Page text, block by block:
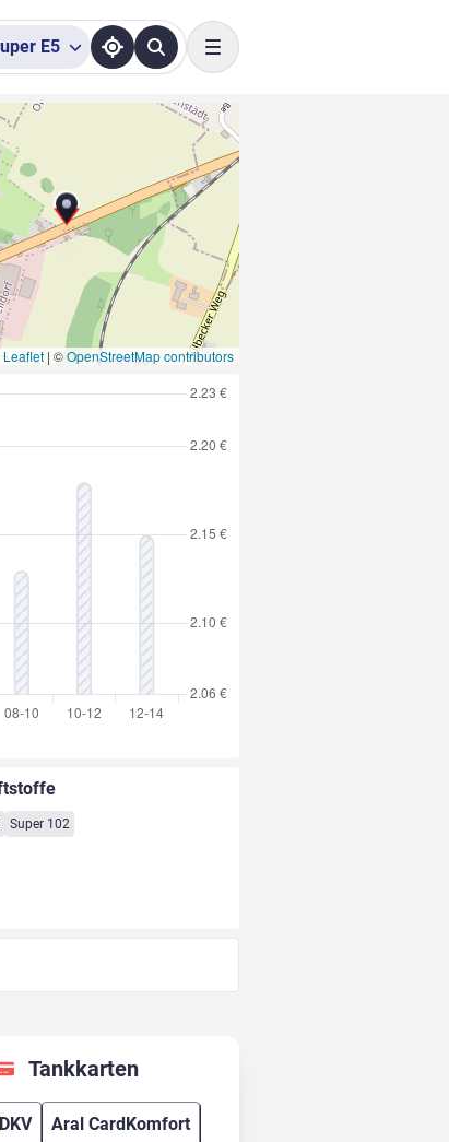
E5
Toggle navigation
Leaflet | ©OpenStreetMap contributors
Super 102
Tankkarten
DKV Aral CardKomfort